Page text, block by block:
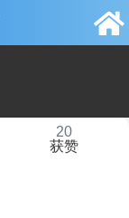
20
获赞